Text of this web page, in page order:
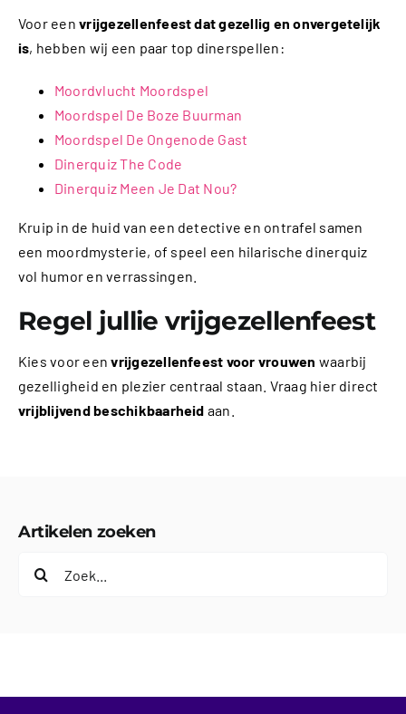
Voor eenvrijgezellenfeest dat gezellig en onvergetelijk
is, hebben wij een paar top dinerspellen:
Moordvlucht Moordspel
Moordspel De Boze Buurman
Moordspel De Ongenode Gast
Dinerquiz The Code
Dinerquiz Meen Je Dat Nou?
Kruip in de huid van een detective en ontrafel samen
een moordmysterie, of speel een hilarische dinerquiz
vol humor en verrassingen.
Regel jullie vrijgezellenfeest
Kies voor eenvrijgezellenfeest voor vrouwen waarbij
gezelligheid en plezier centraal staan. Vraag hier direct
vrijblijvend beschikbaarheid aan.
Artikelen zoeken
naar: